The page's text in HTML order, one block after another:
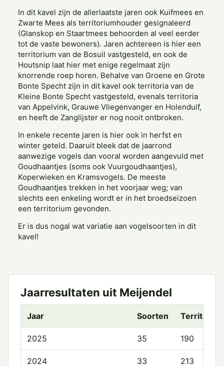
In dit kavel zijn de allerlaatste jaren ook Kuifmees en
Zwarte Mees als territoriumhouder gesignaleerd
(Glanskop en Staartmees behoorden al veel eerder
tot de vaste bewoners). Jaren achtereen is hier een
territorium van de Bosuil vastgesteld, en ook de
Houtsnip laat hier met enige regelmaat zijn
knorrende roep horen. Behalve van Groene en Grote
Bonte Specht zijn in dit kavel ook territoria van de
Kleine Bonte Specht vastgesteld, evenals territoria
van Appelvink, Grauwe Vliegenvanger en Holenduif,
en heeft de Zanglijster er nog nooit ontbroken.
In enkele recente jaren is hier ook in herfst en
winter geteld. Daaruit bleek dat de jaarrond
aanwezige vogels dan vooral worden aangevuld met
Goudhaantjes (soms ook Vuurgoudhaantjes),
Koperwieken en Kramsvogels. De meeste
Goudhaantjes trekken in het voorjaar weg; van
slechts een enkeling wordt er in het broedseizoen
een territorium gevonden.
Er is dus nogal wat variatie aan vogelsoorten in dit
kavel!
Jaarresultaten uit Meijendel
Jaar Soorten Territoria
2025 35 190
2024 33 213